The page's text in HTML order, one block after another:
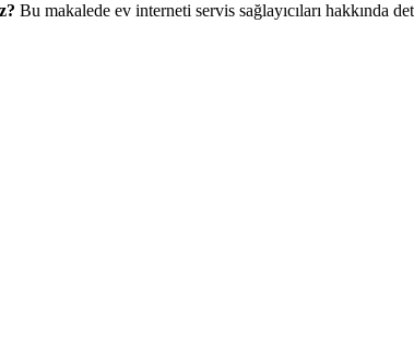
Bu makalede ev interneti servis sağlayıcıları hakkında